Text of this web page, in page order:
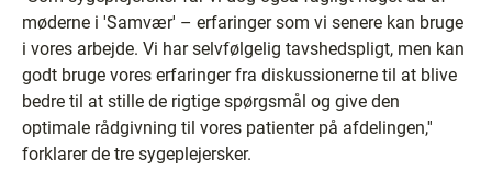
møderne i 'Samvær' – erfaringer som vi senere kan bruge
i vores arbejde. Vi har selvfølgelig tavshedspligt, men kan
godt bruge vores erfaringer fra diskussionerne til at blive
bedre til at stille de rigtige spørgsmål og give den
optimale rådgivning til vores patienter på afdelingen,''
forklarer de tre sygeplejersker.